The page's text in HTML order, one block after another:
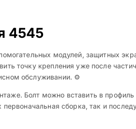
4545
модулей, защитных
точку крепления уже после
обслуживании. ⚙️
Болт можно вставить в
сборка, так и